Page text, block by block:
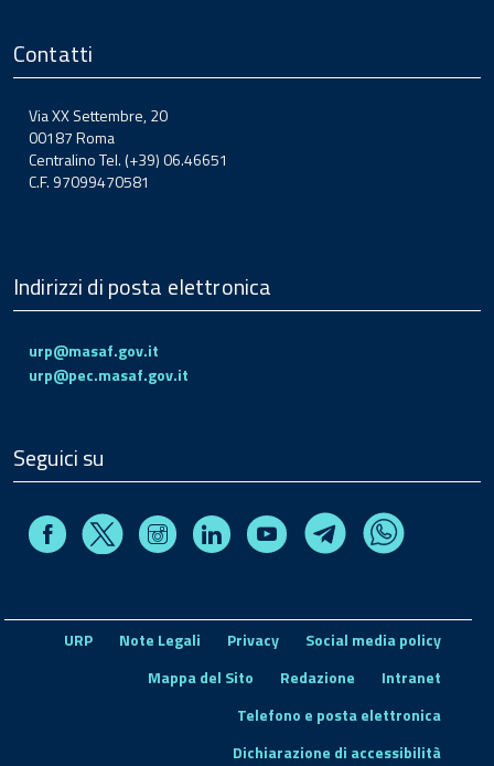
Contatti
Via XX Settembre, 20
00187 Roma
Centralino Tel. (+39) 06.46651
C.F. 97099470581
Indirizzi di posta elettronica
urp@masaf.gov.it
urp@pec.masaf.gov.it
Seguici su
FacebookX InstagramLinkedin Youtube TelegramWhatsapp
URP Note Legali Privacy
Social media policy
Mappa del Sito
Redazione
Intranet
Telefono e posta elettronica
Dichiarazione di accessibilità